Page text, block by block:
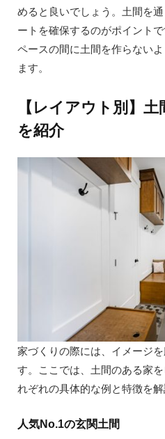
めると良いでしょう。土間を
ートを確保するのがポイント
ペースの間に土間を作らない
ます。
【レイアウト別】
を紹介
家づくりの際には、イメージ
す。ここでは、土間のある家
れぞれの具体的な例と特徴を解
人気No.1の玄関土間